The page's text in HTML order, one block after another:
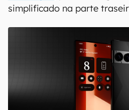
simplificado na parte